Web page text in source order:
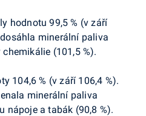
hodnotu 99,5 % (v září
minerální paliva
(101,5 %).
104,6 % (v září 106,4 %).
minerální paliva
nápoje a tabák (90,8 %).